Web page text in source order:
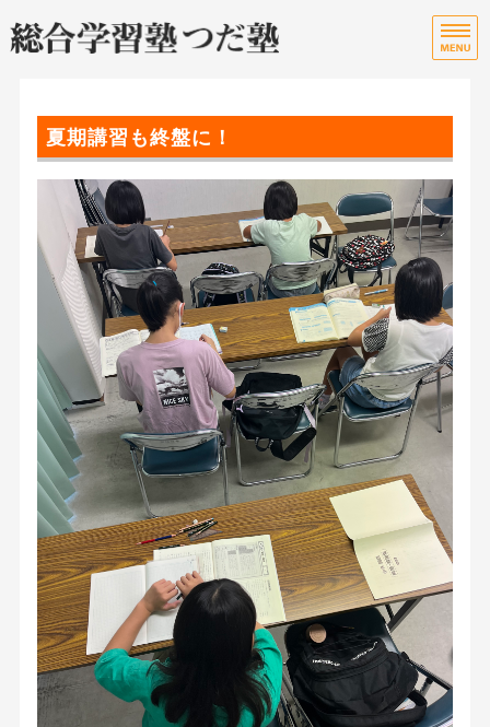
宮
授業・指導料について
教室のご案内
ご入会までの流れ
お問い合わせ
夏期講習も終盤に！